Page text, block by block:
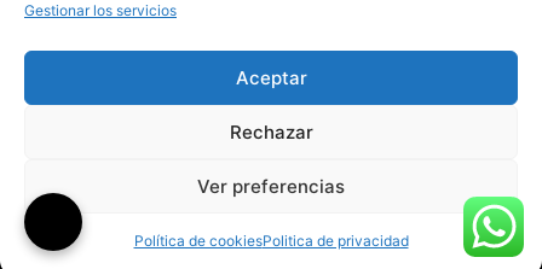
Gestionar los servicios
Aceptar
Rechazar
Ver preferencias
Política de cookiesPolitica de privacidad
Legal
Aviso Legal
Política de Privacidad